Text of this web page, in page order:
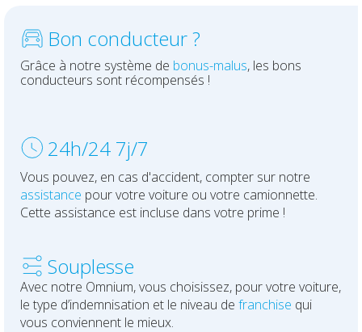
Vos finances
Dirigeant d'entreprise
Vos finances
Check-up Assurances
Jobs
Votre déclaration de sinistre
Bon conducteur ?
Grâce à notre système de bonus-malus, les bons
conducteurs sont récompensés !
24h/24 7j/7
Vous pouvez, en cas d'accident, compter sur notre
assistance pour votre voiture ou votre camionnette.
Cette assistance est incluse dans votre prime !
Souplesse
Avec notre Omnium, vous choisissez, pour votre voiture,
le type d’indemnisation et le niveau de franchise qui
vous conviennent le mieux.